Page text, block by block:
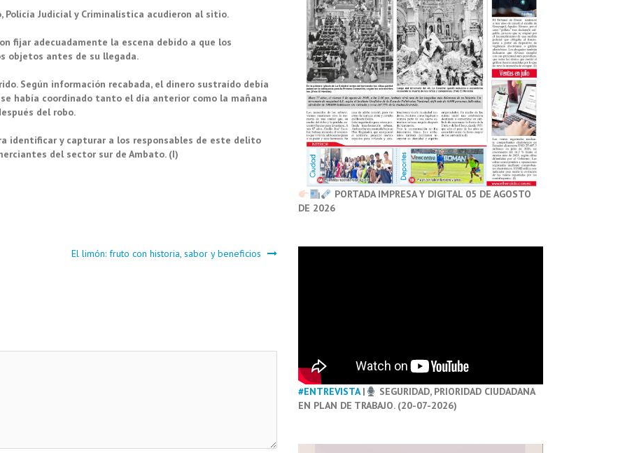
Policía Judicial y Criminalística acudieron al sitio.
fijar adecuadamente la escena debido a que los
objetos antes de su llegada.
Según información recabada, el dinero sustraído debía
había coordinado tanto el día anterior como la mañana
del robo.
identificar y capturar a los responsables de este delito
del sector sur de Ambato. (I)
El limón: fruto con historia, sabor y beneficios
PORTADA IMPRESA Y DIGITAL 05 DE AGOSTO
DE 2026
#ENTREVISTA|
SEGURIDAD, PRIORIDAD CIUDADANA
EN PLAN DE TRABAJO. (20-07-2026)